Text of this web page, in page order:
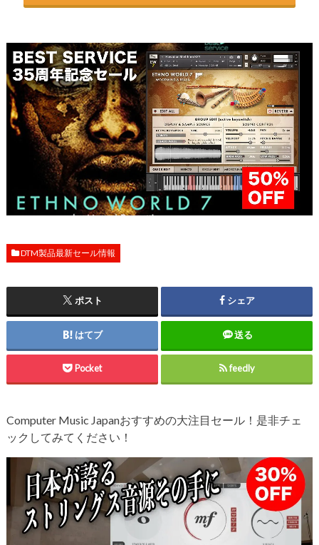
DTM製品最新セール情報
ポスト シェア
はてブ 送る
Pocket feedly
Computer Music Japanおすすめの大注目セール！是非チェ
ックしてみてください！